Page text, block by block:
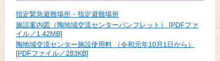
指定緊急避難場所・指定避難場所
施設案内図（陶地域交流センターパンフレット） [PDFファ
イル／1.42MB]
陶地域交流センター施設使用料 （令和元年10月1日から）
[PDFファイル／283KB]